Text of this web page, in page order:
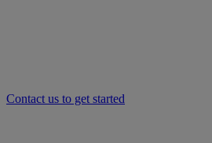
Contact us to get started